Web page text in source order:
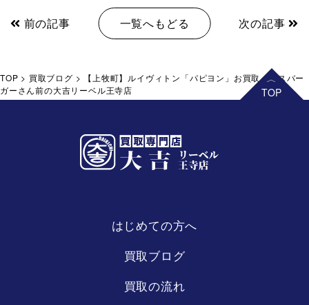
前の記事 一覧へもどる 次の記事
TOP > 買取ブログ >
【上牧町】ルイヴィトン「パピヨン」お買取。モスバー
ガーさん前の大吉リーベル王寺店
リーベル
王寺店
はじめての方へ
買取ブログ
買取の流れ